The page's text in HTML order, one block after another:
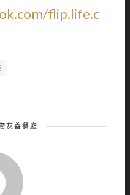
flip.life.c
友善餐廳